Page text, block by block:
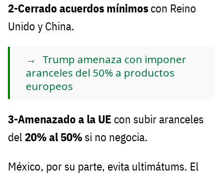
2-Cerrado acuerdos mínimos con Reino
Unido y China.
Trump amenaza con imponer
aranceles del 50% a productos
europeos
3-Amenazado a la UE con subir aranceles
del 20% al 50% si no negocia.
México, por su parte, evita ultimátums. El